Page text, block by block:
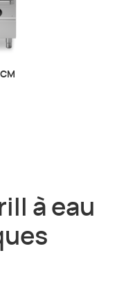
à eau